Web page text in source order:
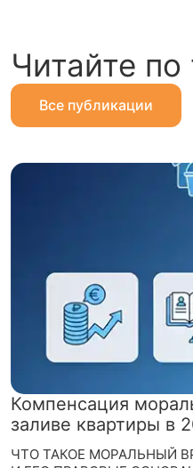
Читайте по
Все публикации
Компенсация
заливе квартиры в
ЧТО ТАКОЕ МОРАЛЬНЫЙ